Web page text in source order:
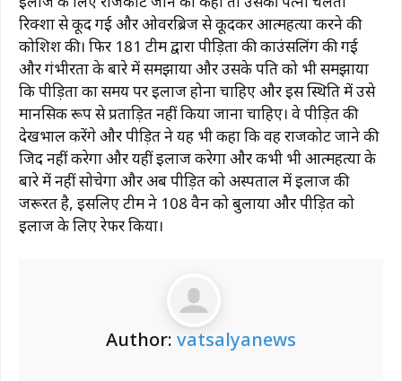
रिक्शा से कूद गई और ओवरब्रिज से कूदकर आत्महत्या करने की
कोशिश की। फिर 181 टीम द्वारा पीड़िता की काउंसलिंग की गई
और गंभीरता के बारे में समझाया और उसके पति को भी समझाया
कि पीड़िता का समय पर इलाज होना चाहिए और इस स्थिति में उसे
मानसिक रूप से प्रताड़ित नहीं किया जाना चाहिए। वे पीड़ित की
देखभाल करेंगे और पीड़ित ने यह भी कहा कि वह राजकोट जाने की
जिद नहीं करेगा और यहीं इलाज करेगा और कभी भी आत्महत्या के
बारे में नहीं सोचेगा और अब पीड़ित को अस्पताल में इलाज की
जरूरत है, इसलिए टीम ने 108 वैन को बुलाया और पीड़ित को
इलाज के लिए रेफर किया।
Author: vatsalyanews